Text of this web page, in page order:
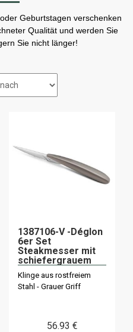
Geburtstagen verschenken
Qualität und werden Sie
Sie nicht länger!
1387106-V -Déglon
6er Set
Steakmesser mit
schiefergrauem
Index
Klinge aus rostfreiem
Stahl - Grauer Griff
56.93 €